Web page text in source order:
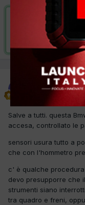
Risolta
Roby1967
Inviato
Salve a tutti. questa
accesa, controllato le
sensori usura tutto a
che con l'hommetro
c' è qualche
devo presupporre che
strumenti siano
tra quadro e freni,